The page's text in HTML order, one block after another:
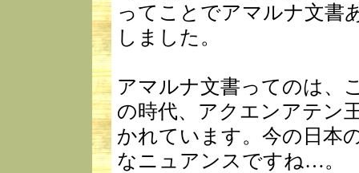
ってことでアマルナ文書
しました。
アマルナ文書ってのは、
の時代、アクエンアテン
かれています。今の日本
なニュアンスですね…。